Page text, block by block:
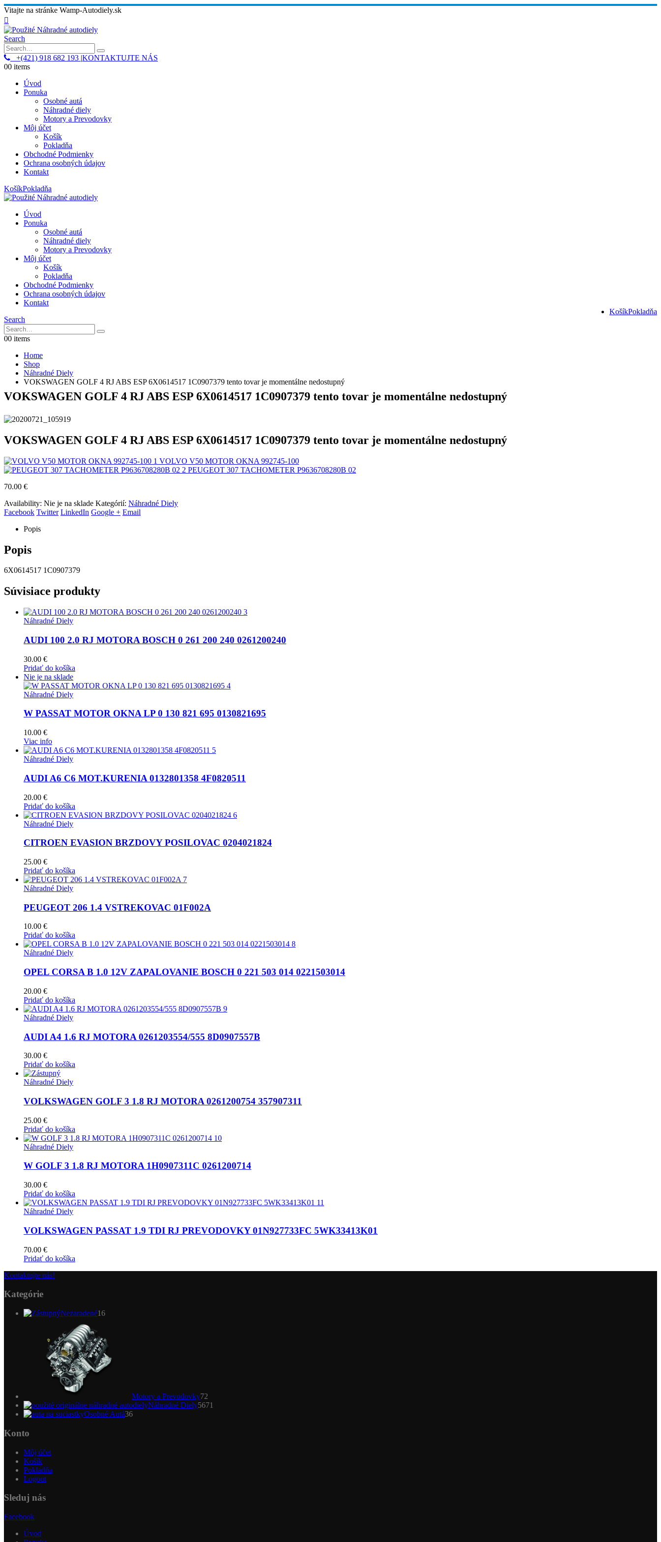
Vitajte na stránke Wamp-Autodiely.sk
Search
+(421) 918 682 193 |KONTAKTUJTE NÁS
00 items
Úvod
Ponuka
Osobné autá
Náhradné diely
Motory a Prevodovky
Môj účet
Košík
Pokladňa
Obchodné Podmienky
Ochrana osobných údajov
Kontakt
KošíkPokladňa
Úvod
Ponuka
Osobné autá
Náhradné diely
Motory a Prevodovky
Môj účet
Košík
Pokladňa
Obchodné Podmienky
Ochrana osobných údajov
Kontakt
KošíkPokladňa
Search
00 items
Home
Shop
Náhradné Diely
VOKSWAGEN GOLF 4 RJ ABS ESP 6X0614517 1C0907379 tento tovar je momentálne nedostupný
VOKSWAGEN GOLF 4 RJ ABS ESP 6X0614517 1C0907379 tento tovar je momentálne nedostupný
VOKSWAGEN GOLF 4 RJ ABS ESP 6X0614517 1C0907379 tento tovar je momentálne nedostupný
VOLVO V50 MOTOR OKNA 992745-100
PEUGEOT 307 TACHOMETER P9636708280B 02
70.00 €
Availability: Nie je na sklade Kategórií: Náhradné Diely
Facebook Twitter LinkedIn Google + Email
Popis
Popis
6X0614517 1C0907379
Súvisiace produkty
Náhradné Diely
AUDI 100 2.0 RJ MOTORA BOSCH 0 261 200 240 0261200240
30.00 €
Pridať do košíka
Nie je na sklade
Náhradné Diely
W PASSAT MOTOR OKNA LP 0 130 821 695 0130821695
10.00 €
Viac info
Náhradné Diely
AUDI A6 C6 MOT.KURENIA 0132801358 4F0820511
20.00 €
Pridať do košíka
Náhradné Diely
CITROEN EVASION BRZDOVY POSILOVAC 0204021824
25.00 €
Pridať do košíka
Náhradné Diely
PEUGEOT 206 1.4 VSTREKOVAC 01F002A
10.00 €
Pridať do košíka
Náhradné Diely
OPEL CORSA B 1.0 12V ZAPALOVANIE BOSCH 0 221 503 014 0221503014
20.00 €
Pridať do košíka
Náhradné Diely
AUDI A4 1.6 RJ MOTORA 0261203554/555 8D0907557B
30.00 €
Pridať do košíka
Náhradné Diely
VOLKSWAGEN GOLF 3 1.8 RJ MOTORA 0261200754 357907311
25.00 €
Pridať do košíka
Náhradné Diely
W GOLF 3 1.8 RJ MOTORA 1H0907311C 0261200714
30.00 €
Pridať do košíka
Náhradné Diely
VOLKSWAGEN PASSAT 1.9 TDI RJ PREVODOVKY 01N927733FC 5WK33413K01
70.00 €
Pridať do košíka
Kontaktujte nás!
Kategórie
Nezaradené1616
Motory a Prevodovky72
Náhradné Diely5671
Osobné Autá3636
Konto
Môj účet
Košík
Pokladňa
Logout
Sleduj nás
Facebook
Úvod